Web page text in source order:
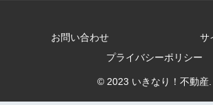
お問い合わせ
サ
プライバシーポリシー
© 2023 いきなり！不動産.